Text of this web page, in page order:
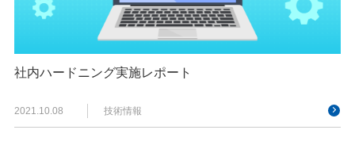
社内ハードニング実施レポート
2021.10.08 技術情報